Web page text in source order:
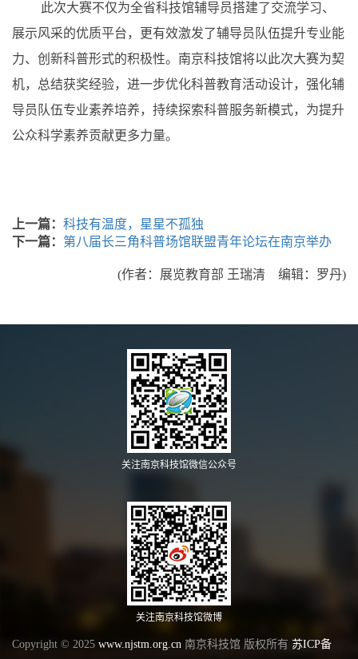
此次大赛不仅为全省科技馆辅导员搭建了交流学习、
展示风采的优质平台，更有效激发了辅导员队伍提升专业能
力、创新科普形式的积极性。南京科技馆将以此次大赛为契
机，总结获奖经验，进一步优化科普教育活动设计，强化辅
导员队伍专业素养培养，持续探索科普服务新模式，为提升
公众科学素养贡献更多力量。
上一篇： 科技有温度，星星不孤独
下一篇： 第八届长三角科普场馆联盟青年论坛在南京举办
(作者：展览教育部 王瑞清 编辑：罗丹)
关注南京科技馆微信公众号
关注南京科技馆微博
Copyright © 2025 www.njstm.org.cn 南京科技馆 版权所有 苏ICP备